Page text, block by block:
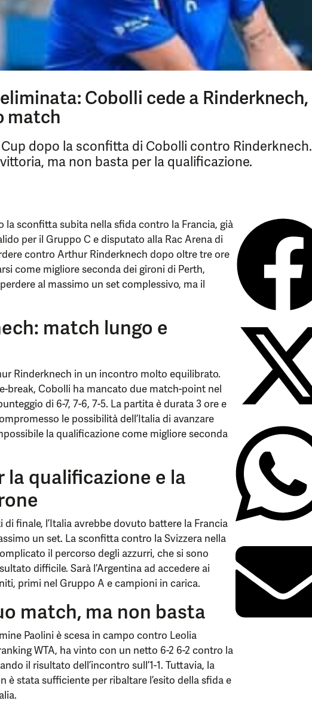
Cobolli cede a Rinderknech,
match
dopo la sconfitta di Cobolli contro Rinderknech.
ma non basta per la qualificazione.
la sconfitta subita nella sfida contro la Francia, già
per il Gruppo C e disputato alla Rac Arena di
contro Arthur Rinderknech dopo oltre tre ore
come migliore seconda dei gironi di Perth,
al massimo un set complessivo, ma il
match lungo e
Rinderknech in un incontro molto equilibrato.
break, Cobolli ha mancato due match-point nel
di 6-7, 7-6, 7-5. La partita è durata 3 ore e
le possibilità dell’Italia di avanzare
la qualificazione come migliore seconda
la qualificazione e la
di finale, l’Italia avrebbe dovuto battere la Francia
un set. La sconfitta contro la Svizzera nella
il percorso degli azzurri, che si sono
difficile. Sarà l’Argentina ad accedere ai
primi nel Gruppo A e campioni in carica.
match, ma non basta
Paolini è scesa in campo contro Leolia
WTA, ha vinto con un netto 6-2 6-2 contro la
il risultato dell’incontro sull’1-1. Tuttavia, la
stata sufficiente per ribaltare l’esito della sfida e